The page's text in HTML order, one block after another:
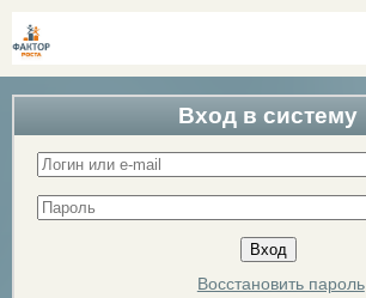
Вход в систему
Восстановить пароль